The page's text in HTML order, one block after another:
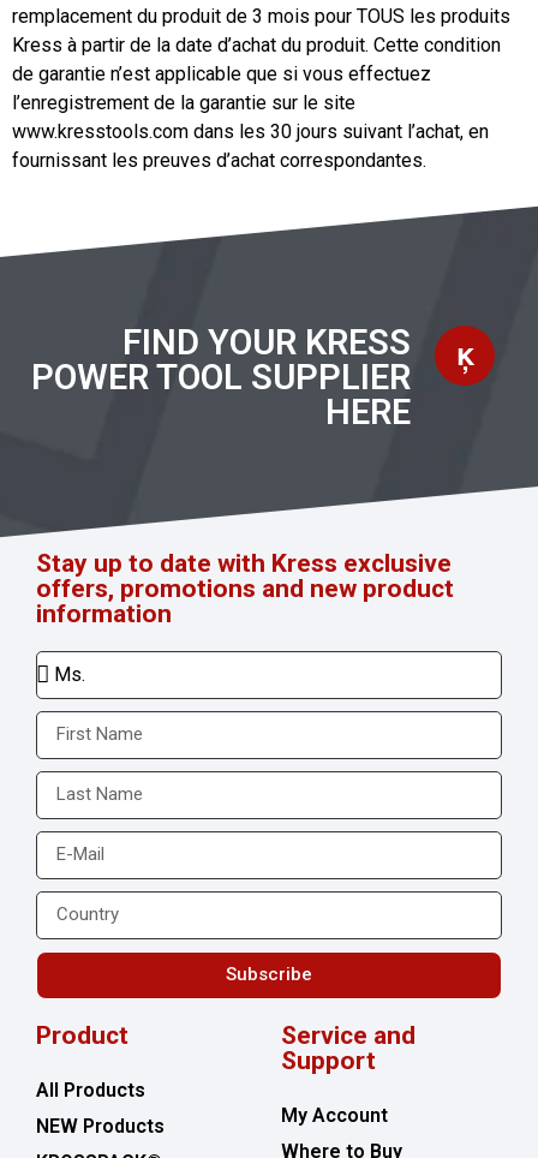
remplacement du produit de 3 mois pour TOUS les produits
Kress à partir de la date d’achat du produit. Cette condition
de garantie n’est applicable que si vous effectuez
l’enregistrement de la garantie sur le site
www.kresstools.com dans les 30 jours suivant l’achat, en
fournissant les preuves d’achat correspondantes.
FIND YOUR KRESS
POWER TOOL SUPPLIER
HERE
Product
All Products
NEW Products
Service and
Support
My Account
Where to Buy
Stay up to date with Kress exclusive
offers, promotions and new product
information
Subscribe